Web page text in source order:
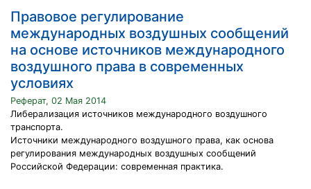
Правовое регулирование
международных воздушных сообщений
на основе источников международного
воздушного права в современных
условиях
Реферат, 02 Мая 2014
Либерализация источников международного воздушного
транспорта.
Источники международного воздушного права, как основа
регулирования международных воздушных сообщений
Российской Федерации: современная практика.